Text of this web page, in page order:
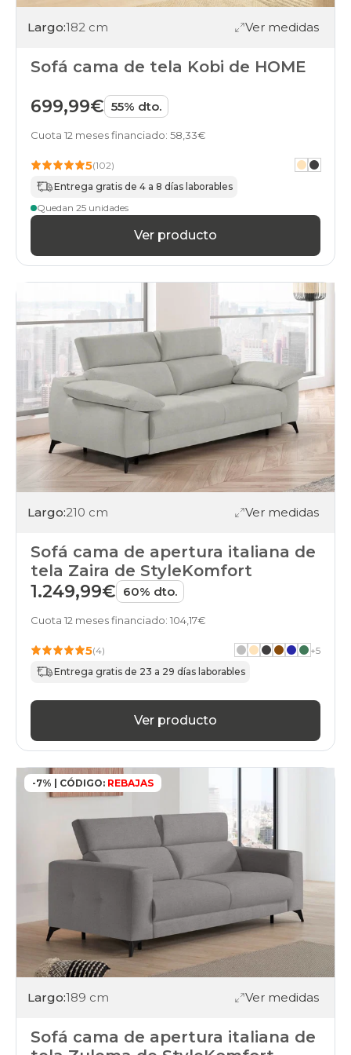
italiana
cabezales-
days
cama-
camas
sofas
italiana
patas-
black-
days
italiana
black-
sofas
apertura-
clac
black-
days
sofas
black-
days
sofas
apertura-
italiana
desenfundable
sofas
xl
black-
days
sofas
apertura-
terminal
days
sofas
apertura-
antimanchas
black-
days
sofas
apertura-
black-
Largo:182 cm Ver medidas
Sofá cama de tela Kobi de HOME
699,99€ 55% dto.
Cuota 12 meses financiado: 58,33€
5(102)
Entrega gratis de 4 a 8 días laborables
Quedan 25 unidades
Ver producto
Largo:210 cm Ver medidas
Sofá cama de apertura italiana de
tela Zaira de StyleKomfort
1.249,99€ 60% dto.
Cuota 12 meses financiado: 104,17€
5(4) +5
Entrega gratis de 23 a 29 días laborables
Ver producto
-7% | CÓDIGO: REBAJAS
Largo:189 cm Ver medidas
Sofá cama de apertura italiana de